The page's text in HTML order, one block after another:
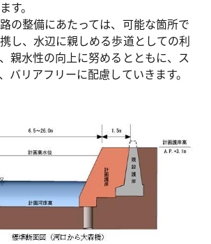
す。
の整備にあたっては、可能な箇所で
し、水辺に親しめる歩道としての利
親水性の向上に努めるとともに、ス
バリアフリーに配慮していきます。